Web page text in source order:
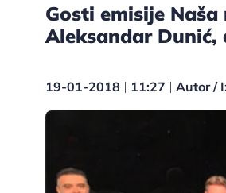
Gosti emisije
Aleksandar Dunić,
19-01-2018 11:27 Autor /